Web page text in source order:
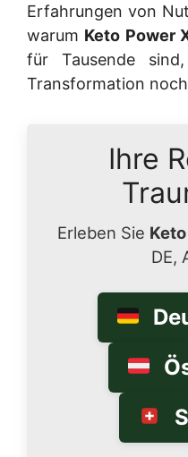
Erfahrungen von
warum Keto Power
für Tausende
Transformation
Ihre
Erleben Sie
DE,